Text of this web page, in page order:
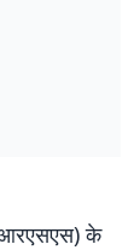
के